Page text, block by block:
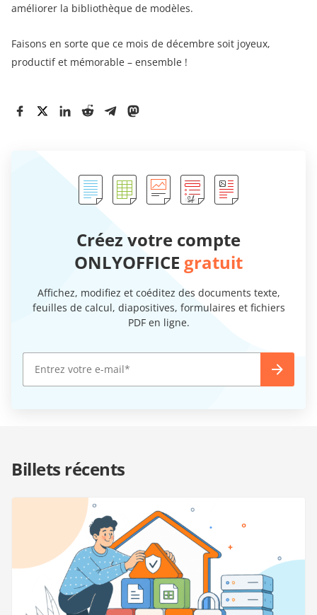
améliorer la bibliothèque de modèles.
Faisons en sorte que ce mois de décembre soit joyeux,
productif et mémorable – ensemble !
Créez votre compte
ONLYOFFICE gratuit
Affichez, modifiez et coéditez des documents texte,
feuilles de calcul, diapositives, formulaires et fichiers
PDF en ligne.
Billets récents